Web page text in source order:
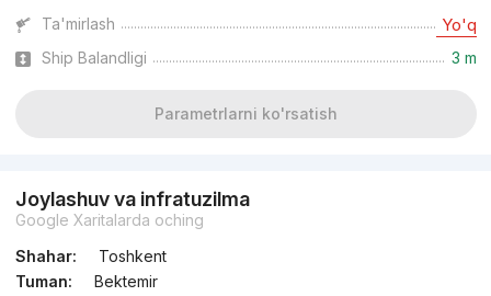
Ta'mirlash Yo'q
Ship Balandligi 3 m
Parametrlarni ko'rsatish
Joylashuv va infratuzilma
Google Xaritalarda oching
Shahar:
Toshkent
Tuman:
Bektemir